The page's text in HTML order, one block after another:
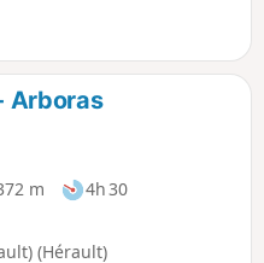
Arboras
m
4h 30
(Hérault)